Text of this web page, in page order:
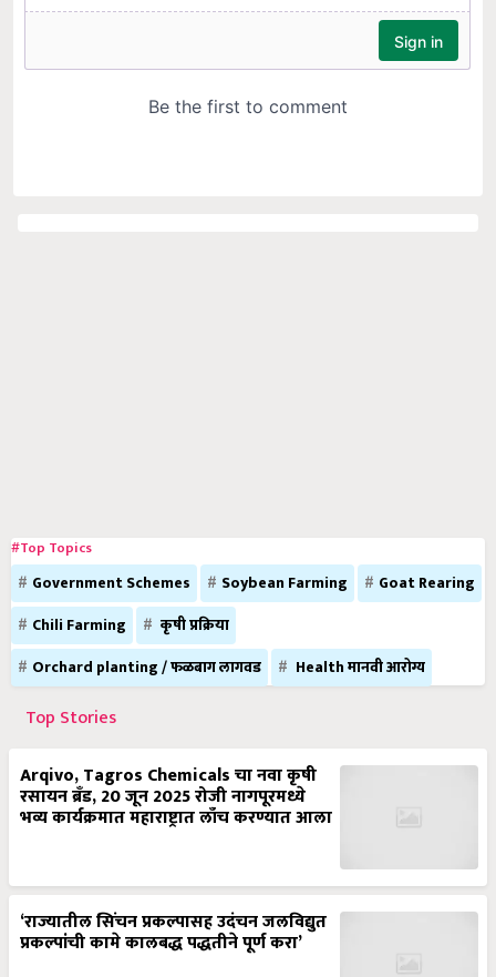
#Top Topics
Government Schemes Soybean Farming
Goat Rearing
Chili Farming
कृषी प्रक्रिया
Orchard planting / फळबाग लागवड
Health मानवी आरोग्य
Top Stories
Arqivo, Tagros Chemicals चा नवा कृषी
रसायन ब्रँड, 20 जून 2025 रोजी नागपूरमध्ये
भव्य कार्यक्रमात महाराष्ट्रात लाँच करण्यात आला
‘राज्यातील सिंचन प्रकल्पासह उदंचन जलविद्युत
प्रकल्पांची कामे कालबद्ध पद्धतीने पूर्ण करा’